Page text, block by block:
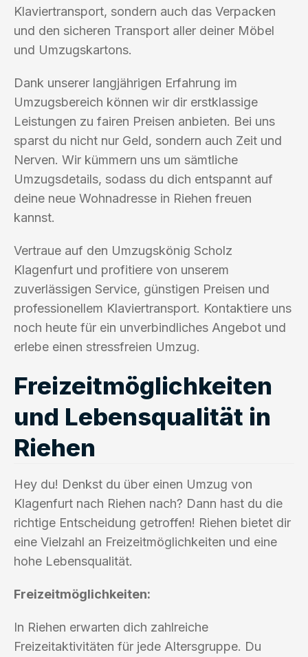
Klaviertransport, sondern auch das Verpacken
und den sicheren Transport aller deiner Möbel
und Umzugskartons.
Dank unserer langjährigen Erfahrung im
Umzugsbereich können wir dir erstklassige
Leistungen zu fairen Preisen anbieten. Bei uns
sparst du nicht nur Geld, sondern auch Zeit und
Nerven. Wir kümmern uns um sämtliche
Umzugsdetails, sodass du dich entspannt auf
deine neue Wohnadresse in Riehen freuen
kannst.
Vertraue auf den Umzugskönig Scholz
Klagenfurt und profitiere von unserem
zuverlässigen Service, günstigen Preisen und
professionellem Klaviertransport. Kontaktiere uns
noch heute für ein unverbindliches Angebot und
erlebe einen stressfreien Umzug.
Freizeitmöglichkeiten
und Lebensqualität in
Riehen
Hey du! Denkst du über einen Umzug von
Klagenfurt nach Riehen nach? Dann hast du die
richtige Entscheidung getroffen! Riehen bietet dir
eine Vielzahl an Freizeitmöglichkeiten und eine
hohe Lebensqualität.
Freizeitmöglichkeiten:
In Riehen erwarten dich zahlreiche
Freizeitaktivitäten für jede Altersgruppe. Du